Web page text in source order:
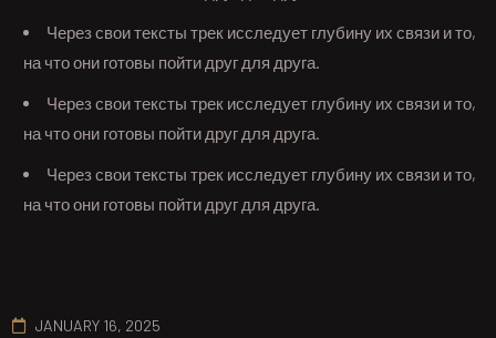
Через свои тексты трек исследует глубину их связи и то,
на что они готовы пойти друг для друга.
Через свои тексты трек исследует глубину их связи и то,
на что они готовы пойти друг для друга.
Через свои тексты трек исследует глубину их связи и то,
на что они готовы пойти друг для друга.
JANUARY 16, 2025